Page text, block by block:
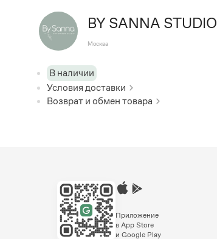
BY SANNA STUDIO
Москва
В наличии
Условия доставки
Возврат и обмен товара
Приложение
в App Store
и Google Play